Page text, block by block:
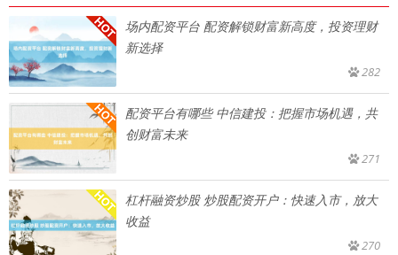
场内配资平台 配资解锁财富新高度，投资理财
新选择
282
配资平台有哪些 中信建投：把握市场机遇，共
创财富未来
271
杠杆融资炒股 炒股配资开户：快速入市，放大
收益
270